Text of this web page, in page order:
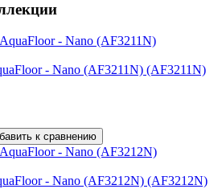
- Nano (AF3211N) (AF3211N)
к сравнению
- Nano (AF3212N) (AF3212N)